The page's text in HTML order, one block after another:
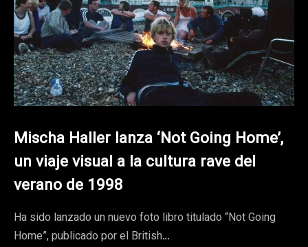
Mischa Haller lanza ‘Not Going Home’,
un viaje visual a la cultura rave del
verano de 1998
Ha sido lanzado un nuevo foto libro titulado “Not Going
Home”, publicado por el British…